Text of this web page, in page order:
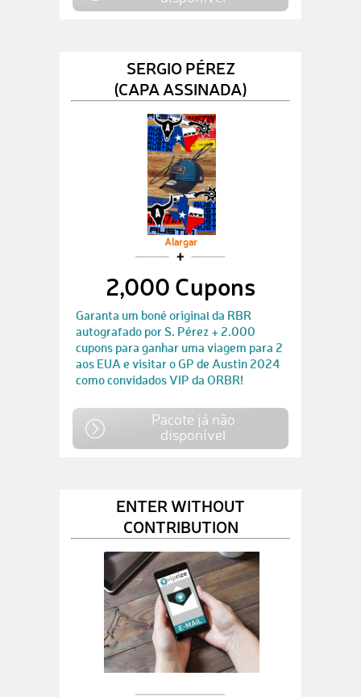
SERGIO PÉREZ
(CAPA ASSINADA)
Alargar
2,000 Cupons
Garanta um boné original da RBR
autografado por S. Pérez + 2.000
cupons para ganhar uma viagem para 2
aos EUA e visitar o GP de Austin 2024
como convidados VIP da ORBR!
Pacote já não
disponível
ENTER WITHOUT
CONTRIBUTION